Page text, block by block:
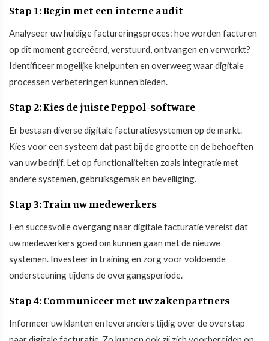
Stap 1: Begin met een interne audit
Analyseer uw huidige factureringsproces: hoe worden facturen
op dit moment gecreëerd, verstuurd, ontvangen en verwerkt?
Identificeer mogelijke knelpunten en overweeg waar digitale
processen verbeteringen kunnen bieden.
Stap 2: Kies de juiste Peppol-software
Er bestaan diverse digitale facturatiesystemen op de markt.
Kies voor een systeem dat past bij de grootte en de behoeften
van uw bedrijf. Let op functionaliteiten zoals integratie met
andere systemen, gebruiksgemak en beveiliging.
Stap 3: Train uw medewerkers
Een succesvolle overgang naar digitale facturatie vereist dat
uw medewerkers goed om kunnen gaan met de nieuwe
systemen. Investeer in training en zorg voor voldoende
ondersteuning tijdens de overgangsperiode.
Stap 4: Communiceer met uw zakenpartners
Informeer uw klanten en leveranciers tijdig over de overstap